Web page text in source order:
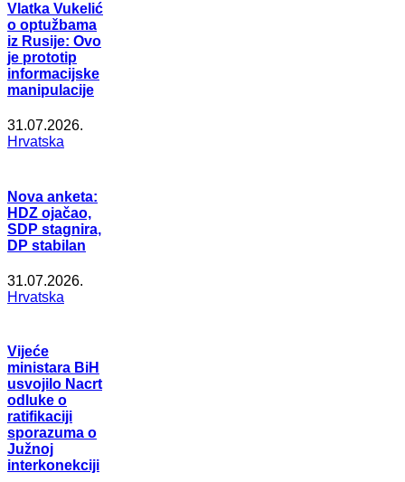
Vlatka Vukelić
o optužbama
iz Rusije: Ovo
je prototip
informacijske
manipulacije
31.07.2026.
Hrvatska
Nova anketa:
HDZ ojačao,
SDP stagnira,
DP stabilan
31.07.2026.
Hrvatska
Vijeće
ministara BiH
usvojilo Nacrt
odluke o
ratifikaciji
sporazuma o
Južnoj
interkonekciji